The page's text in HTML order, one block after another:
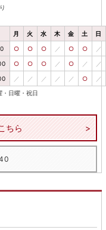
月 火 水 木 金 土 日
○ ○ ○ ／ ○ ○ ／
○ ○ ○ ／ ○ ／ ／
／ ／ ／ ／ ／ ○ ／
・日曜・祝日
ちら